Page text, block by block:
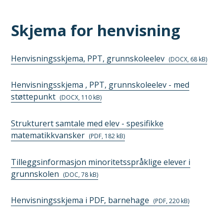
Skjema for henvisning
Henvisningsskjema, PPT, grunnskoleelev (DOCX, 68 kB)
Henvisningsskjema , PPT, grunnskoleelev - med
støttepunkt (DOCX, 110 kB)
Strukturert samtale med elev - spesifikke
matematikkvansker (PDF, 182 kB)
Tilleggsinformasjon minoritetsspråklige elever i
grunnskolen (DOC, 78 kB)
Henvisningsskjema i PDF, barnehage (PDF, 220 kB)